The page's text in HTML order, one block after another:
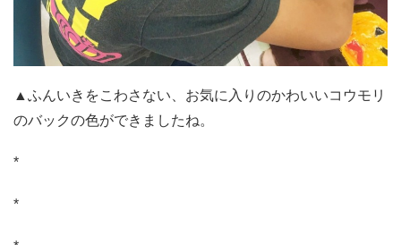
▲ふんいきをこわさない、お気に入りのかわいいコウモリ
のバックの色ができましたね。
*
*